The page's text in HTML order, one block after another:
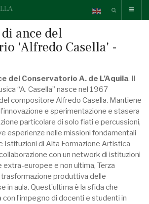
di ance del
'Alfredo Casella' -
del Conservatorio A. de L’Aquila. Il
“A. Casella” nasce nel 1967
compositore Alfredo Casella. Mantiene
e sperimentazione e stasera
particolare di solo fiati e percussioni,
esperienze nelle missioni fondamentali
Istituzioni di Alta Formazione Artistica
con un network di istituzioni
extra-europee e non ultima, Terza
produttiva delle
in aula. Quest’ultima è la sfida che
l’impegno di docenti e studenti in